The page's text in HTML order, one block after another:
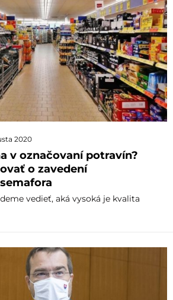
2020
v označovaní potravín?
o zavedení
vedieť, aká vysoká je kvalita